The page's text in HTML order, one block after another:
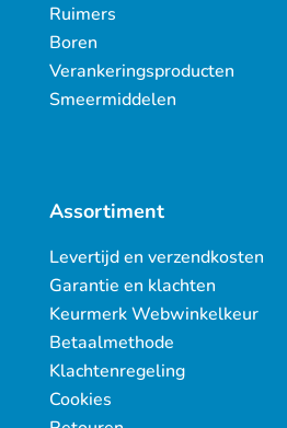
Ruimers
Boren
Verankeringsproducten
Smeermiddelen
Assortiment
Levertijd en verzendkosten
Garantie en klachten
Keurmerk Webwinkelkeur
Betaalmethode
Klachtenregeling
Cookies